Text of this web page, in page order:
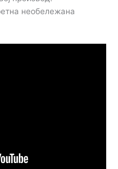
необележана